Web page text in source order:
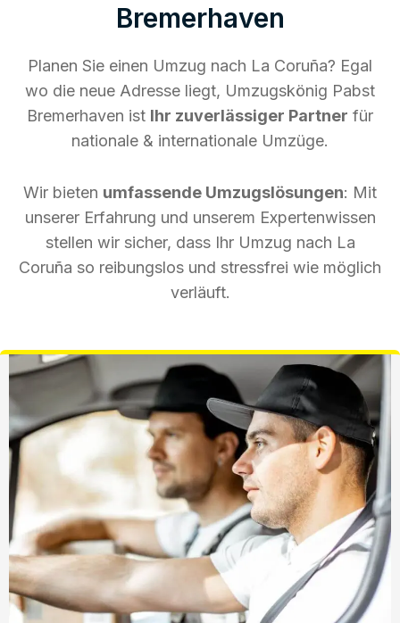
Bremerhaven
Planen Sie einen Umzug nach La Coruña? Egal
wo die neue Adresse liegt, Umzugskönig Pabst
Bremerhaven ist Ihr zuverlässiger Partner für
nationale & internationale Umzüge.
Wir bieten umfassende Umzugslösungen: Mit
unserer Erfahrung und unserem Expertenwissen
stellen wir sicher, dass Ihr Umzug nach La
Coruña so reibungslos und stressfrei wie möglich
verläuft.